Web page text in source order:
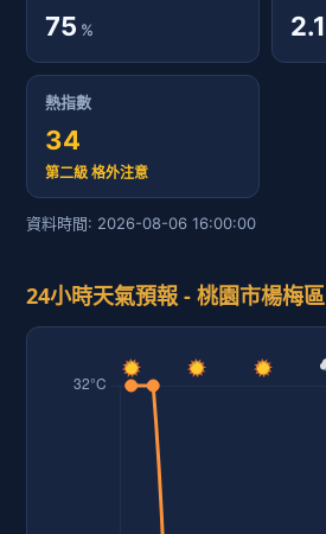
75 % 2.1
熱指數
34
第二級 格外注意
資料時間: 2026-08-06 16:00:00
24小時天氣預報 - 桃園市楊梅區